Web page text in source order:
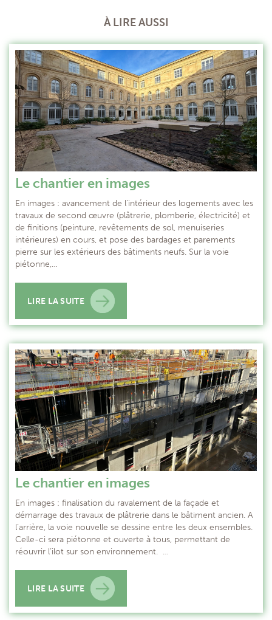
À LIRE AUSSI
Le chantier en images
En images : avancement de l’intérieur des logements avec les
travaux de second œuvre (plâtrerie, plomberie, électricité) et
de finitions (peinture, revêtements de sol, menuiseries
intérieures) en cours, et pose des bardages et parements
pierre sur les extérieurs des bâtiments neufs. Sur la voie
piétonne,…
LIRE LA SUITE
Le chantier en images
En images : finalisation du ravalement de la façade et
démarrage des travaux de plâtrerie dans le bâtiment ancien. A
l’arrière, la voie nouvelle se dessine entre les deux ensembles.
Celle-ci sera piétonne et ouverte à tous, permettant de
réouvrir l’ilot sur son environnement. …
LIRE LA SUITE